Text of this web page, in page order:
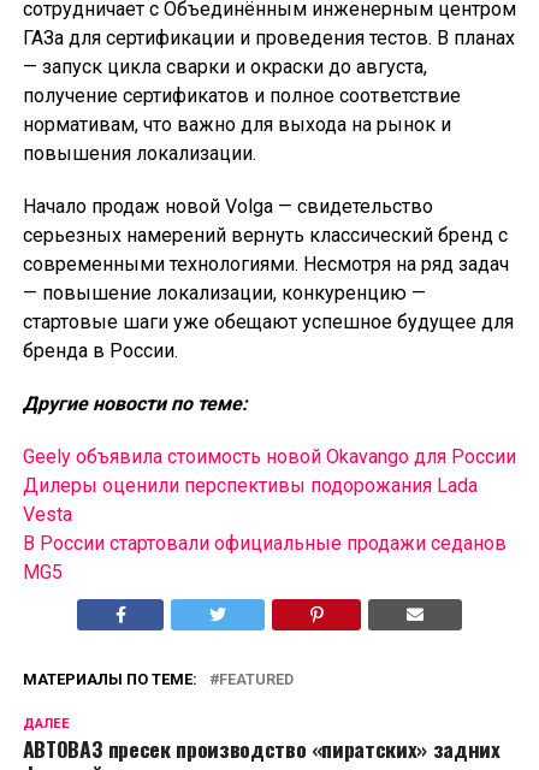
сотрудничает с Объединённым инженерным центром
ГАЗа для сертификации и проведения тестов. В планах
— запуск цикла сварки и окраски до августа,
получение сертификатов и полное соответствие
нормативам, что важно для выхода на рынок и
повышения локализации.
Начало продаж новой Volga — свидетельство
серьезных намерений вернуть классический бренд с
современными технологиями. Несмотря на ряд задач
— повышение локализации, конкуренцию —
стартовые шаги уже обещают успешное будущее для
бренда в России.
Другие новости по теме:
Geely объявила стоимость новой Okavango для России
Дилеры оценили перспективы подорожания Lada
Vesta
В России cтартовали официальные продажи седанов
MG5
МАТЕРИАЛЫ ПО ТЕМЕ: FEATURED
ДАЛЕЕ
АВТОВАЗ пресек производство «пиратских» задних